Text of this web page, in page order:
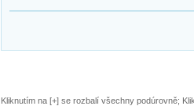
Kliknutím na [+] se rozbalí všechny podúrovně;